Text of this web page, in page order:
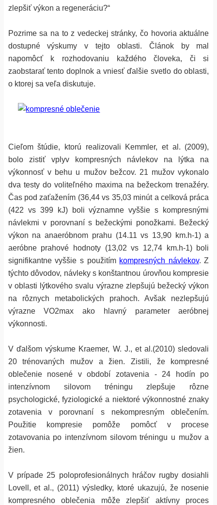
zlepšiť výkon a regeneráciu?“
Pozrime sa na to z vedeckej stránky, čo hovoria aktuálne
dostupné výskumy v tejto oblasti. Článok by mal
napomôcť k rozhodovaniu každého človeka, či si
zaobstarať tento doplnok a vniesť ďalšie svetlo do oblasti,
o ktorej sa veľa diskutuje.
Cieľom štúdie, ktorú realizovali Kemmler, et al. (2009),
bolo zistiť vplyv kompresných návlekov na lýtka na
výkonnosť v behu u mužov bežcov. 21 mužov vykonalo
dva testy do voliteľného maxima na bežeckom trenažéry.
Čas pod zaťažením (36,44 vs 35,03 minút a celková práca
(422 vs 399 kJ) boli významne vyššie s kompresnými
návlekmi v porovnaní s bežeckými ponožkami. Bežecký
výkon na anaeróbnom prahu (14.11 vs 13,90 km.h-1) a
aeróbne prahové hodnoty (13,02 vs 12,74 km.h-1) boli
signifikantne vyššie s použitím kompresných návlekov. Z
týchto dôvodov, návleky s konštantnou úrovňou kompresie
v oblasti lýtkového svalu výrazne zlepšujú bežecký výkon
na rôznych metabolických prahoch. Avšak nezlepšujú
výrazne VO2max ako hlavný parameter aeróbnej
výkonnosti.
V ďalšom výskume Kraemer, W. J., et al.(2010) sledovali
20 trénovaných mužov a žien. Zistili, že kompresné
oblečenie nosené v období zotavenia - 24 hodín po
intenzívnom silovom tréningu zlepšuje rôzne
psychologické, fyziologické a niektoré výkonnostné znaky
zotavenia v porovnaní s nekompresným oblečením.
Použitie kompresie pomôže pomôcť v procese
zotavovania po intenzívnom silovom tréningu u mužov a
žien.
V prípade 25 poloprofesionálnych hráčov rugby dosiahli
Lovell, et al., (2011) výsledky, ktoré ukazujú, že nosenie
kompresného oblečenia môže zlepšiť aktívny proces